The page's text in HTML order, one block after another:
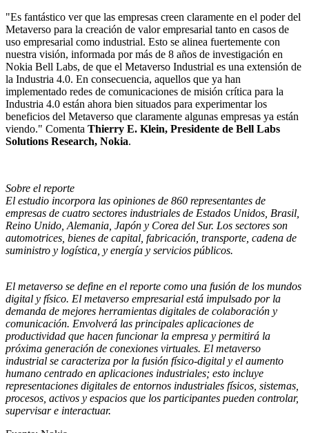
"Es fantástico ver que las empresas creen claramente en el poder del
Metaverso para la creación de valor empresarial tanto en casos de
uso empresarial como industrial. Esto se alinea fuertemente con
nuestra visión, informada por más de 8 años de investigación en
Nokia Bell Labs, de que el Metaverso Industrial es una extensión de
la Industria 4.0. En consecuencia, aquellos que ya han
implementado redes de comunicaciones de misión crítica para la
Industria 4.0 están ahora bien situados para experimentar los
beneficios del Metaverso que claramente algunas empresas ya están
viendo." Comenta Thierry E. Klein, Presidente de Bell Labs
Solutions Research, Nokia.
Sobre el reporte
El estudio incorpora las opiniones de 860 representantes de
empresas de cuatro sectores industriales de Estados Unidos, Brasil,
Reino Unido, Alemania, Japón y Corea del Sur. Los sectores son
automotrices, bienes de capital, fabricación, transporte, cadena de
suministro y logística, y energía y servicios públicos.
El metaverso se define en el reporte como una fusión de los mundos
digital y físico. El metaverso empresarial está impulsado por la
demanda de mejores herramientas digitales de colaboración y
comunicación. Envolverá las principales aplicaciones de
productividad que hacen funcionar la empresa y permitirá la
próxima generación de conexiones virtuales. El metaverso
industrial se caracteriza por la fusión físico-digital y el aumento
humano centrado en aplicaciones industriales; esto incluye
representaciones digitales de entornos industriales físicos, sistemas,
procesos, activos y espacios que los participantes pueden controlar,
supervisar e interactuar.